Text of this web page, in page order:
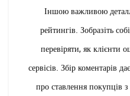
Іншою важливою
рейтингів. Зобразіть
перевіряти, як клієнти
сервісів. Збір коментарів
про ставлення покупців